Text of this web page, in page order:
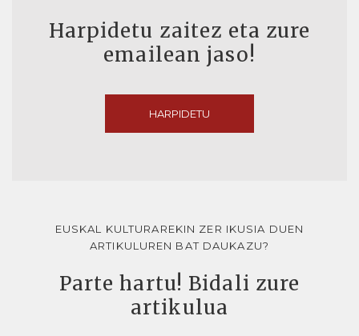
Harpidetu zaitez eta zure
emailean jaso!
HARPIDETU
EUSKAL KULTURAREKIN ZER IKUSIA DUEN
ARTIKULUREN BAT DAUKAZU?
Parte hartu! Bidali zure
artikulua